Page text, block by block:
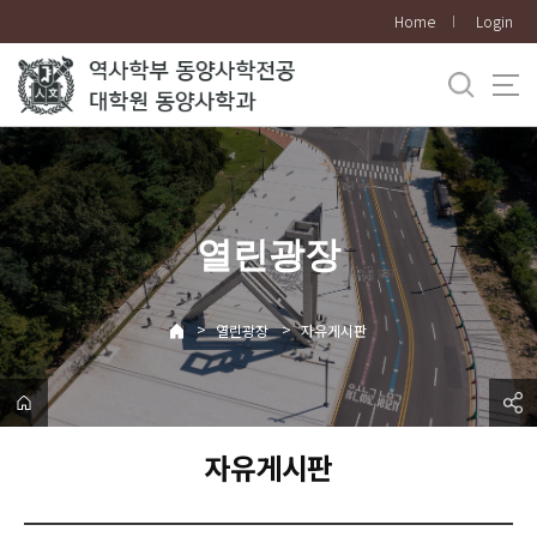
로
메
뉴
Home Login
열린광장
> 열린광장 > 자유게시판
자유게시판